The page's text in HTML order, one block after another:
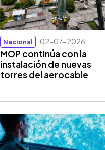
Nacional 02-07-2026
MOP continúa con la
instalación de nuevas
torres del aerocable